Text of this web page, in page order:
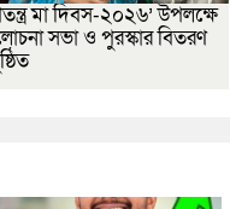
মা দিবস-২০২৬’ উপলক্ষে
সভা ও পুরস্কার বিতরণ